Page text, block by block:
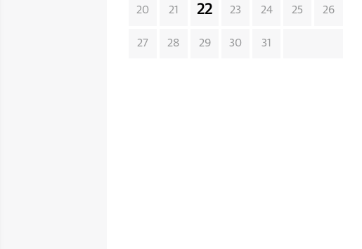
20 21 22 23 24 25 26
27 28 29 30 31